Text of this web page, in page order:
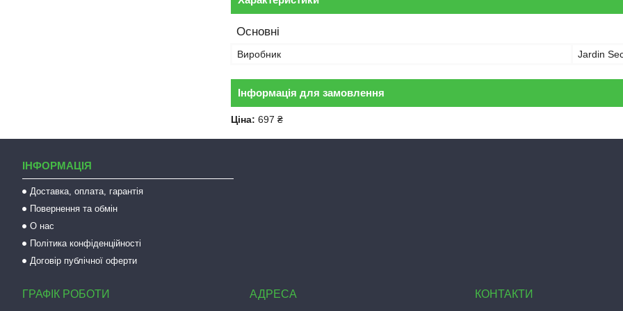
Основні
Виробник Jardin
Інформація для замовлення
Ціна: 697 ₴
ІНФОРМАЦІЯ
Доставка, оплата, гарантія
Повернення та обмін
О нас
Політика конфіденційності
Договір публічної оферти
ГРАФІК РОБОТИ